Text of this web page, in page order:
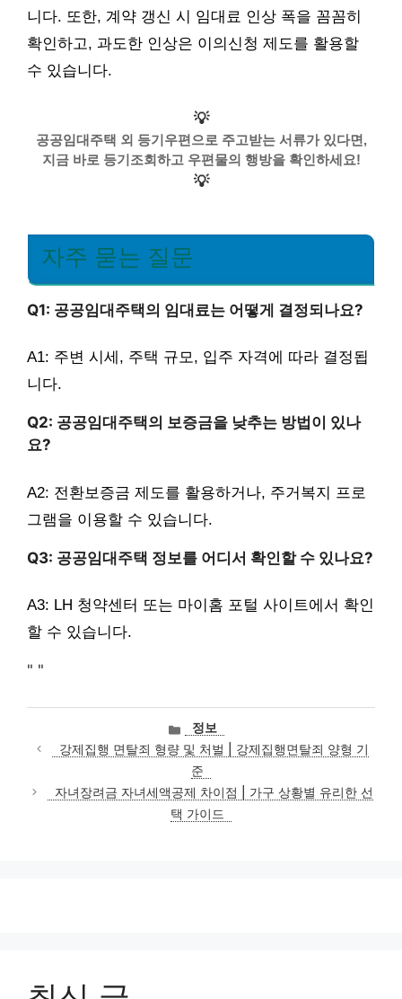
니다. 또한, 계약 갱신 시 임대료 인상 폭을 꼼꼼히
확인하고, 과도한 인상은 이의신청 제도를 활용할
수 있습니다.
💡
공공임대주택 외 등기우편으로 주고받는 서류가 있다면,
지금 바로 등기조회하고 우편물의 행방을 확인하세요!
💡
자주 묻는 질문
Q1: 공공임대주택의 임대료는 어떻게 결정되나요?
A1: 주변 시세, 주택 규모, 입주 자격에 따라 결정됩
니다.
Q2: 공공임대주택의 보증금을 낮추는 방법이 있나
요?
A2: 전환보증금 제도를 활용하거나, 주거복지 프로
그램을 이용할 수 있습니다.
Q3: 공공임대주택 정보를 어디서 확인할 수 있나요?
A3: LH 청약센터 또는 마이홈 포털 사이트에서 확인
할 수 있습니다.
" "
카
테
고
리
정보
강제집행 면탈죄 형량 및 처벌 | 강제집행면탈죄 양형 기
준
자녀장려금 자녀세액공제 차이점 | 가구 상황별 유리한 선
택 가이드